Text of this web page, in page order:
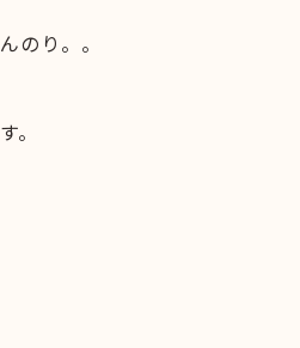
のり。。
。